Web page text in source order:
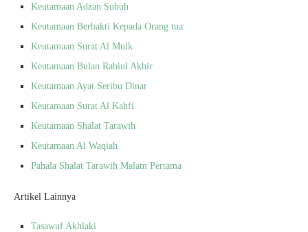
Keutamaan Adzan Subuh
Keutamaan Berbakti Kepada Orang tua
Keutamaan Surat Al Mulk
Keutamaan Bulan Rabiul Akhir
Keutamaan Ayat Seribu Dinar
Keutamaan Surat Al Kahfi
Keutamaan Shalat Tarawih
Keutamaan Al Waqiah
Pahala Shalat Tarawih Malam Pertama
Artikel Lainnya
Tasawuf Akhlaki